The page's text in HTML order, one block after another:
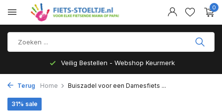
0
Veilig Bestellen - Webshop Keurmerk
Terug Home Buiszadel voor een Damesfiets ...
31% sale